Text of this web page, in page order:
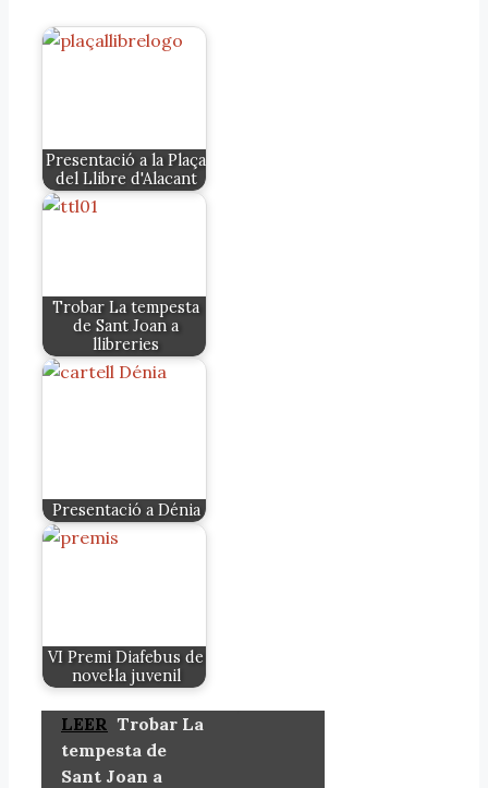
Presentació a la Plaça
del Llibre d'Alacant
Trobar La tempesta
de Sant Joan a
llibreries
Presentació a Dénia
VI Premi Diafebus de
novel·la juvenil
LEER Trobar La
tempesta de
Sant Joan a